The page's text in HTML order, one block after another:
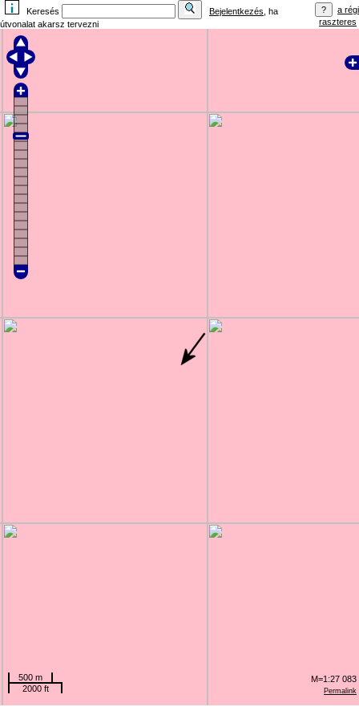
Keresés Bejelentkezés , ha
útvonalat akarsz tervezni
a régi
raszteres
Permalink
500 m
2000 ft
M=1:27 083